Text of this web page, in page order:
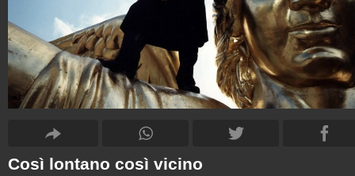
Così lontano così vicino